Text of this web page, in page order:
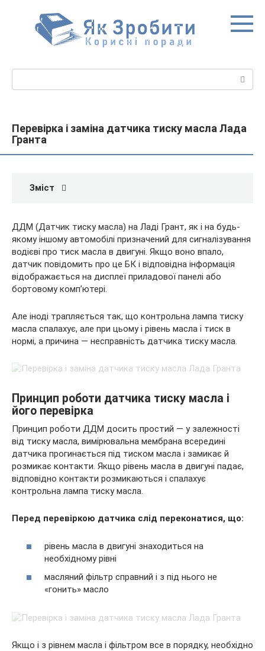
Перевірка і заміна датчика тиску масла Лада
Гранта
Зміст
ДДМ (Датчик тиску масла) на Ладі Грант, як і на будь-
якому іншому автомобілі призначений для сигналізування
водієві про тиск масла в двигуні. Якщо воно впало,
датчик повідомить про це БК і відповідна інформація
відображається на дисплеї приладової панелі або
бортовомукомп’ютері.
Але іноді трапляється так, що контрольна лампа тиску
масла спалахує, але при цьому і рівень масла і тиск в
нормі, а причина — несправність датчика тиску масла.
Принцип роботи датчика тиску масла і
його перевірка
Принцип роботи ДДМ досить простий — у залежності
від тиску масла, вимірювальна мембрана всередині
датчика прогинається під тиском масла і замикає й
розмикає контакти. Якщо рівень масла в двигуні падає,
відповідно контакти розмикаються і спалахує
контрольна лампа тиску масла.
Перед перевіркою датчика слід переконатися, що:
рівень масла в двигуні знаходиться на
необхідному рівні
масляний фільтр справний і з під нього не
«гонить» масло
Якщо і з рівнем масла і фільтром все в порядку, необхідно